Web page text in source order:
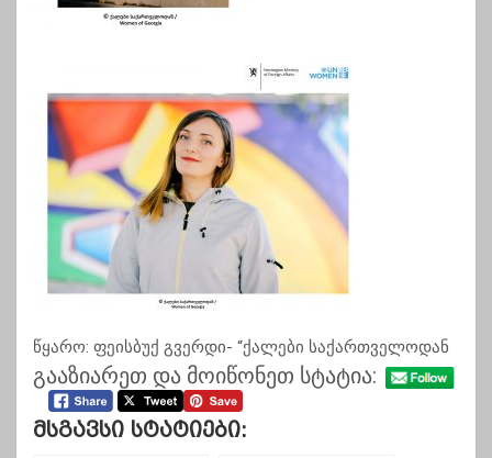
წყარო: ფეისბუქ გვერდი- “ქალები საქართველოდან
გააზიარეთ და მოიწონეთ სტატია:
Მსგავსი Სტატიები: